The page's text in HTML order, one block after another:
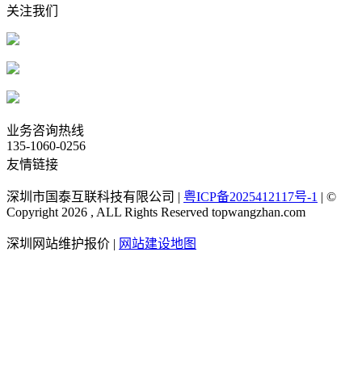
关注我们
业务咨询热线
135-1060-0256
友情链接
深圳市国泰互联科技有限公司 | 粤ICP备2025412117号-1 | ©
Copyright 2026 , ALL Rights Reserved topwangzhan.com
深圳网站维护报价 | 网站建设地图